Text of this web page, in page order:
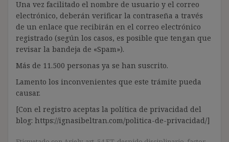
Una vez facilitado el nombre de usuario y el correo
electrónico, deberán verificar la contraseña a través
de un enlace que recibirán en el correo electrónico
registrado (según los casos, es posible que tengan que
revisar la bandeja de «Spam»).
Más de 11.500 personas ya se han suscrito.
Lamento los inconvenientes que este trámite pueda
causar.
[Con el registro aceptas la política de privacidad del
blog: https://ignasibeltran.com/politica-de-privacidad/]